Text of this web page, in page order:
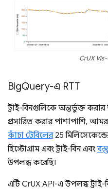
CrUX Vis-
BigQuery-এ RTT
ট্রাই-বিনগুলিকে অন্তর্ভুক্ত
প্রসারিত করার পাশাপাশি,
কাঁচা টেবিলের25
হিস্টোগ্রাম এবং ট্রাই-বিন এবং
উপলব্ধ করেছি।
এটি CrUX API-এ উপলব্ধ ট্রাই-